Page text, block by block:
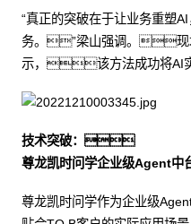
“真正的突破在于让业务重
务。”梁山强调。现
示，该方法成功将AI
技术突破：
尊龙凯时问学企业级Agent中
尊龙凯时问学作为企业级